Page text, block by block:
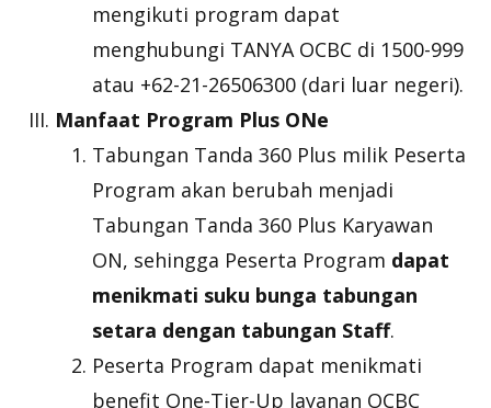
mengikuti program dapat
menghubungi TANYA OCBC di 1500-999
atau +62-21-26506300 (dari luar negeri).
Manfaat Program Plus ONe
Tabungan Tanda 360 Plus milik Peserta
Program akan berubah menjadi
Tabungan Tanda 360 Plus Karyawan
ON, sehingga Peserta Program dapat
menikmati suku bunga tabungan
setara dengan tabungan Staff.
Peserta Program dapat menikmati
benefit One-Tier-Up layanan OCBC